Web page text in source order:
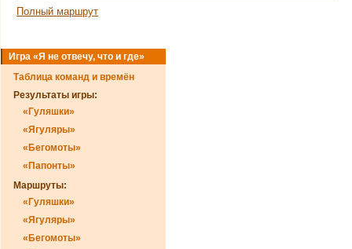
Полный маршрут
Игра «Я не отвечу, что и где»
Таблица команд и времён
Результаты игры:
«Гуляшки»
«Ягуляры»
«Бегомоты»
«Папонты»
Маршруты:
«Гуляшки»
«Ягуляры»
«Бегомоты»